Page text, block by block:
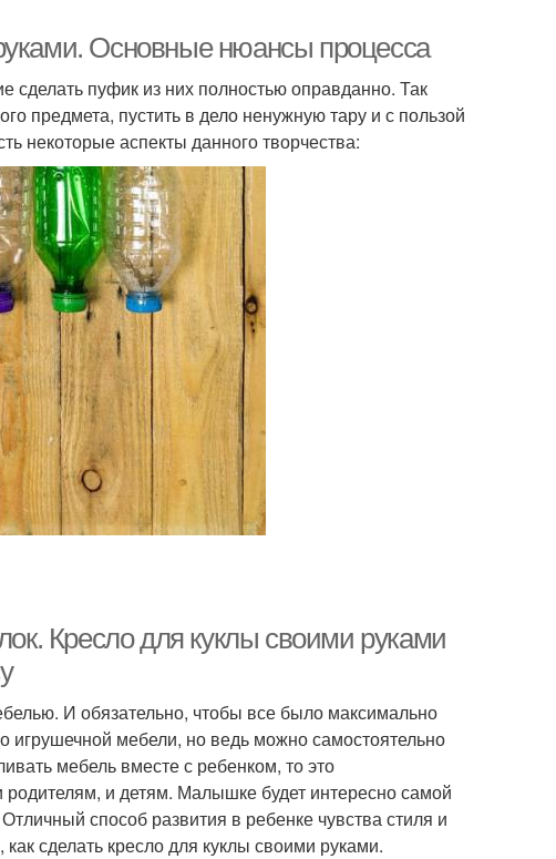
Основные нюансы процесса
сделать пуфик из них полностью оправданно. Так
предмета, пустить в дело ненужную тару и с пользой
некоторые аспекты данного творчества:
Кресло для куклы своими руками
И обязательно, чтобы все было максимально
игрушечной мебели, но ведь можно самостоятельно
мебель вместе с ребенком, то это
родителям, и детям. Малышке будет интересно самой
способ развития в ребенке чувства стиля и
сделать кресло для куклы своими руками.